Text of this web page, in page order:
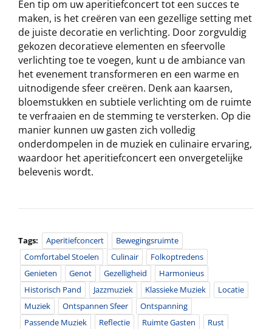
Een tip om uw aperitiefconcert tot een succes te
maken, is het creëren van een gezellige setting met
de juiste decoratie en verlichting. Door zorgvuldig
gekozen decoratieve elementen en sfeervolle
verlichting toe te voegen, kunt u de ambiance van
het evenement transformeren en een warme en
uitnodigende sfeer creëren. Denk aan kaarsen,
bloemstukken en subtiele verlichting om de ruimte
te verfraaien en de stemming te versterken. Op die
manier kunnen uw gasten zich volledig
onderdompelen in de muziek en culinaire ervaring,
waardoor het aperitiefconcert een onvergetelijke
belevenis wordt.
Tags: Aperitiefconcert
Bewegingsruimte
Comfortabel Stoelen
Culinair
Folkoptredens
Genieten
Genot Gezelligheid
Harmonieus
Historisch Pand
Jazzmuziek Klassieke Muziek
Locatie
Muziek
Ontspannen Sfeer
Ontspanning
Passende Muziek
Reflectie Ruimte Gasten
Rust